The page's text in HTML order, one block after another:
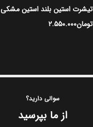
تیشرت استین بلند استین مشکی
تومان۲.۵۵۰.۰۰۰
سوالی دارید؟
از ما بپرسید